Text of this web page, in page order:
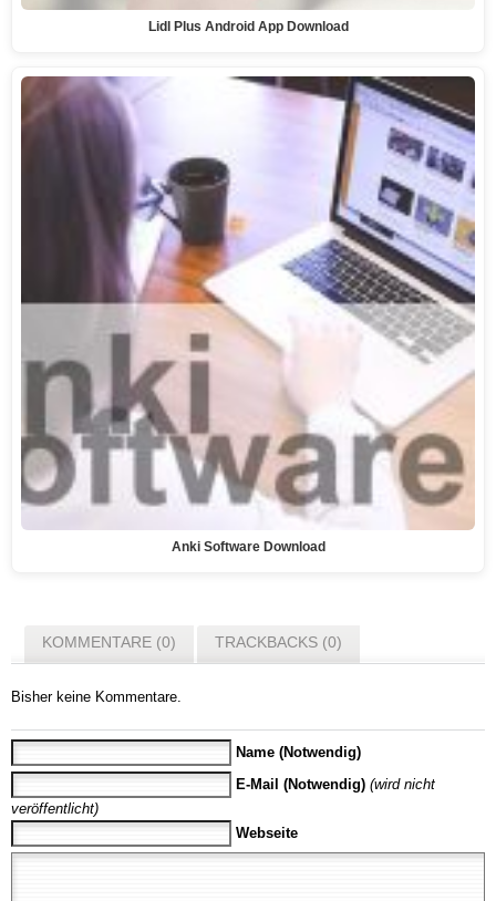
Lidl Plus Android App Download
Anki Software Download
KOMMENTARE (0) TRACKBACKS (0)
Bisher keine Kommentare.
Name (Notwendig)
E-Mail (Notwendig) (wird nicht
veröffentlicht)
Webseite